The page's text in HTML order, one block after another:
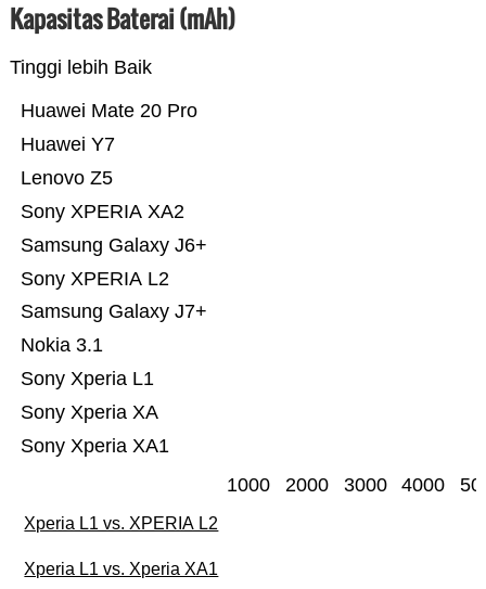
Kapasitas Baterai (mAh)
Tinggi lebih Baik
Sony Xperia XA1
Sony Xperia XA
Sony Xperia L1
Nokia 3.1
Samsung Galaxy J7+
Sony XPERIA L2
Samsung Galaxy J6+
Sony XPERIA XA2
Lenovo Z5
Huawei Y7
Huawei Mate 20 Pro
1000 2000 3000 4000
Xperia L1 vs. XPERIA L2
Xperia L1 vs. Xperia XA1